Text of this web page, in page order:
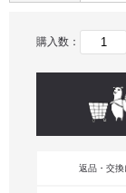
購入数：
返品・交換